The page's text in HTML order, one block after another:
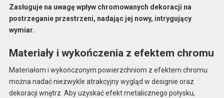
Zasługuje na uwagę wpływ chromowanych dekoracji na
postrzeganie przestrzeni, nadając jej nowy, intrygujący
wymiar.
Materiały i wykończenia z efektem chromu
Materiałom i wykończonym powierzchniom z efektem chromu
można nadać niezwykle atrakcyjny wygląd w designie oraz
dekoracji wnętrz. Aby uzyskać efekt metalicznego połysku,